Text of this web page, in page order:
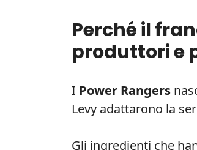
Perché il
produttori e
I Power Rangers
Levy adattarono la
Gli ingredienti che